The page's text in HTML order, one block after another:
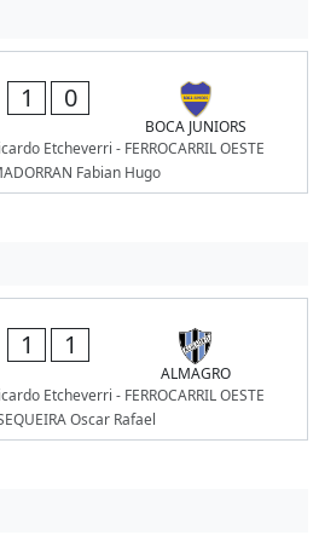
1 0
BOCA JUNIORS
Etcheverri - FERROCARRIL OESTE
Fabian Hugo
1 1
ALMAGRO
Etcheverri - FERROCARRIL OESTE
Oscar Rafael